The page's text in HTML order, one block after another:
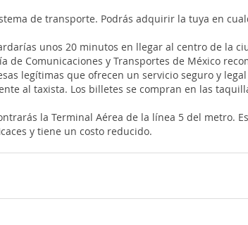
de transporte. Podrás adquirir la tuya en
unos 20 minutos en llegar al centro de la
Comunicaciones y Transportes de México
legítimas que ofrecen un servicio seguro y legal
al taxista. Los billetes se compran en las
la Terminal Aérea de la línea 5 del metro.
y tiene un costo reducido.